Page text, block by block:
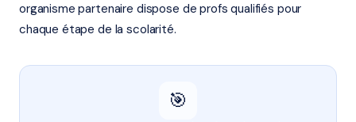
organisme partenaire dispose de profs qualifiés pour
chaque étape de la scolarité.
🎯